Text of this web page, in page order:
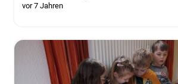
vor 7 Jahren